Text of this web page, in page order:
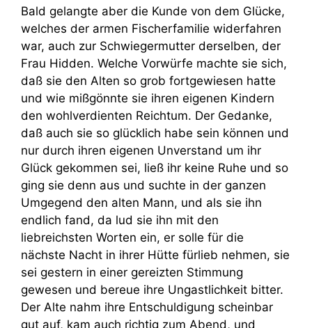
Bald gelangte aber die Kunde von dem Glücke,
welches der armen Fischerfamilie widerfahren
war, auch zur Schwiegermutter derselben, der
Frau Hidden. Welche Vorwürfe machte sie sich,
daß sie den Alten so grob fortgewiesen hatte
und wie mißgönnte sie ihren eigenen Kindern
den wohlverdienten Reichtum. Der Gedanke,
daß auch sie so glücklich habe sein können und
nur durch ihren eigenen Unverstand um ihr
Glück gekommen sei, ließ ihr keine Ruhe und so
ging sie denn aus und suchte in der ganzen
Umgegend den alten Mann, und als sie ihn
endlich fand, da lud sie ihn mit den
liebreichsten Worten ein, er solle für die
nächste Nacht in ihrer Hütte fürlieb nehmen, sie
sei gestern in einer gereizten Stimmung
gewesen und bereue ihre Ungastlichkeit bitter.
Der Alte nahm ihre Entschuldigung scheinbar
gut auf, kam auch richtig zum Abend, und